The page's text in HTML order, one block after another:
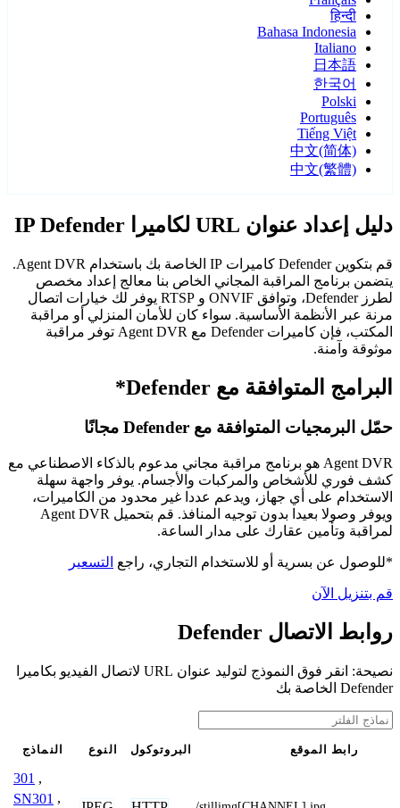
हिन्दी
Bahasa Indonesia
Italiano
日本語
한국어
Polski
Português
Tiếng Việt
中文(简体)
中文(繁體)
دليل إعداد عنوان URL لكاميرا IP Defender
قم بتكوين Defender كاميرات IP الخاصة بك باستخدام Agent DVR.
يتضمن برنامج المراقبة المجاني الخاص بنا معالج إعداد مخصص
لطرز Defender، وتوافق ONVIF و RTSP يوفر لك خيارات اتصال
مرنة عبر الأنظمة الأساسية. سواء كان للأمان المنزلي أو مراقبة
المكتب، فإن كاميرات Defender مع Agent DVR توفر مراقبة
موثوقة وآمنة.
البرامج المتوافقة مع Defender*
حمّل البرمجيات المتوافقة مع Defender مجانًا
Agent DVR هو برنامج مراقبة مجاني مدعوم بالذكاء الاصطناعي مع
كشف فوري للأشخاص والمركبات والأجسام. يوفر واجهة سهلة
الاستخدام على أي جهاز، ويدعم عددا غير محدود من الكاميرات،
ويوفر وصولا بعيدا بدون توجيه المنافذ. قم بتحميل Agent DVR
لمراقبة وتأمين عقارك على مدار الساعة.
*للوصول عن بسرية أو للاستخدام التجاري، راجع التسعير
قم بتنزيل الآن
روابط الاتصال Defender
نصيحة: انقر فوق النموذج لتوليد عنوان URL لاتصال الفيديو بكاميرا
Defender الخاصة بك
النماذج النوع البروتوكول رابط الموقع
301 ,
SN301 ,